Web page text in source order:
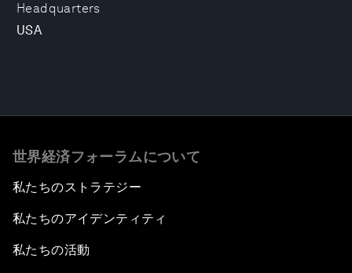
Headquarters
USA
世界経済フォーラムについて
私たちのストラテジー
私たちのアイデンティティ
私たちの活動